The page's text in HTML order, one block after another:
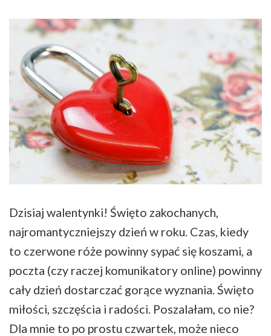
Dzisiaj walentynki! Święto zakochanych,
najromantyczniejszy dzień w roku. Czas, kiedy
to czerwone róże powinny sypać się koszami, a
poczta (czy raczej komunikatory online) powinny
cały dzień dostarczać gorące wyznania. Święto
miłości, szczęścia i radości. Poszalałam, co nie?
Dla mnie to po prostu czwartek, może nieco